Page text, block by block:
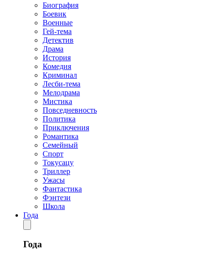
Биография
Боевик
Военные
Гей-тема
Детектив
Драма
История
Комедия
Криминал
Лесби-тема
Мелодрама
Мистика
Повседневность
Политика
Приключения
Романтика
Семейный
Спорт
Токусацу
Триллер
Ужасы
Фантастика
Фэнтези
Школа
Года
Года